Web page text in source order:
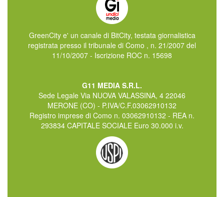
GreenCity e' un canale di BitCity, testata giornalistica
registrata presso il tribunale di Como , n. 21/2007 del
11/10/2007 - Iscrizione ROC n. 15698
G11 MEDIA S.R.L.
Sede Legale Via NUOVA VALASSINA, 4 22046
MERONE (CO) - P.IVA/C.F.03062910132
Registro imprese di Como n. 03062910132 - REA n.
293834 CAPITALE SOCIALE Euro 30.000 i.v.